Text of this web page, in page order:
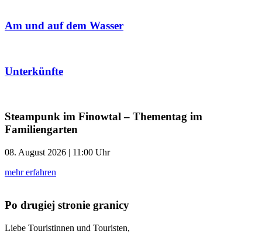
Am und auf dem Wasser
Unterkünfte
Steampunk im Finowtal – Thementag im
Familiengarten
08. August 2026 | 11:00 Uhr
mehr erfahren
Po drugiej stronie granicy
Liebe Touristinnen und Touristen,